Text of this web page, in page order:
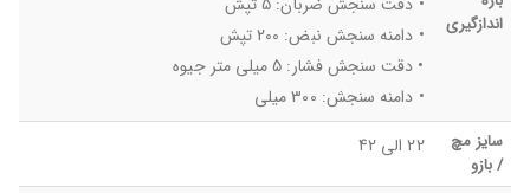
اندازگیری
• دامنه سنجش نبض: 200 تپش
• دقت سنجش فشار: 5 میلی متر جیوه
• دامنه سنجش: 300 میلی
سایز مچ
/ بازو
22 الی 42